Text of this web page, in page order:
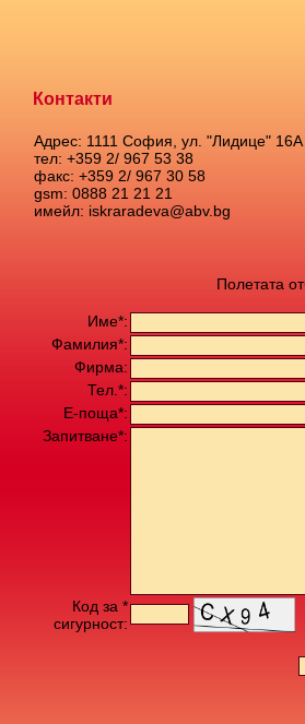
Контакти
Адрес: 1111 София, ул. "Лидице" 16А
тел: +359 2/ 967 53 38
факс: +359 2/ 967 30 58
gsm: 0888 21 21 21
имейл: iskraradeva@abv.bg
Полетата
Име*:
Фамилия*:
Фирма:
Тел.*:
Е-поща*:
Запитване*:
Код за *
сигурност: